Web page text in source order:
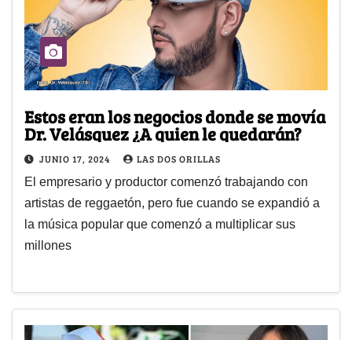
Estos eran los negocios donde se movía
Dr. Velásquez ¿A quien le quedarán?
JUNIO 17, 2024 LAS DOS ORILLAS
El empresario y productor comenzó trabajando con
artistas de reggaetón, pero fue cuando se expandió a
la música popular que comenzó a multiplicar sus
millones